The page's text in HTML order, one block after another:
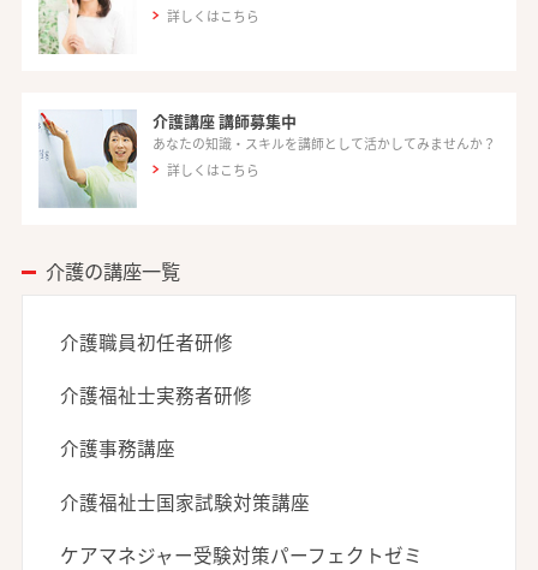
詳しくはこちら
介護講座 講師募集中
あなたの知識・スキルを講師として活かしてみませんか？
詳しくはこちら
介護の講座一覧
介護職員初任者研修
介護福祉士実務者研修
介護事務講座
介護福祉士国家試験対策講座
ケアマネジャー受験対策パーフェクトゼミ